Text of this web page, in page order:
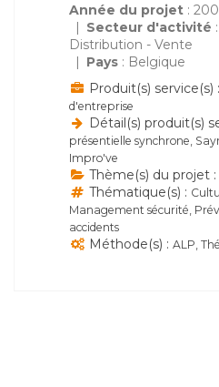
Année du projet :
Secteur d'activité
Distribution - Vente
Pays : Belgique
Produit(s) service(s) :
d'entreprise
Détail(s) produit(s)
présentielle synchrone,
Impro've
Thème(s) du projet :
Thématique(s) :
Management sécurité,
accidents
Méthode(s) : ALP,